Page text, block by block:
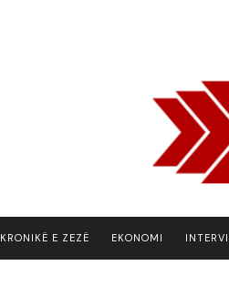
KRONIKË E ZEZË EKONOMI